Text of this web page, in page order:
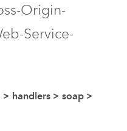
Origin-
Service-
> handlers > soap >